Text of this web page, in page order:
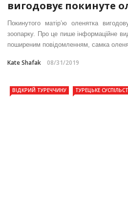
вигодовує покинуте
Покинутого матір’ю оленятка
зоопарку. Про це пише інформаційне
поширеним повідомленням, самка
Kate Shafak 08/31/2019
ВІДКРИЙ ТУРЕЧЧИНУ ТУРЕЦЬКЕ